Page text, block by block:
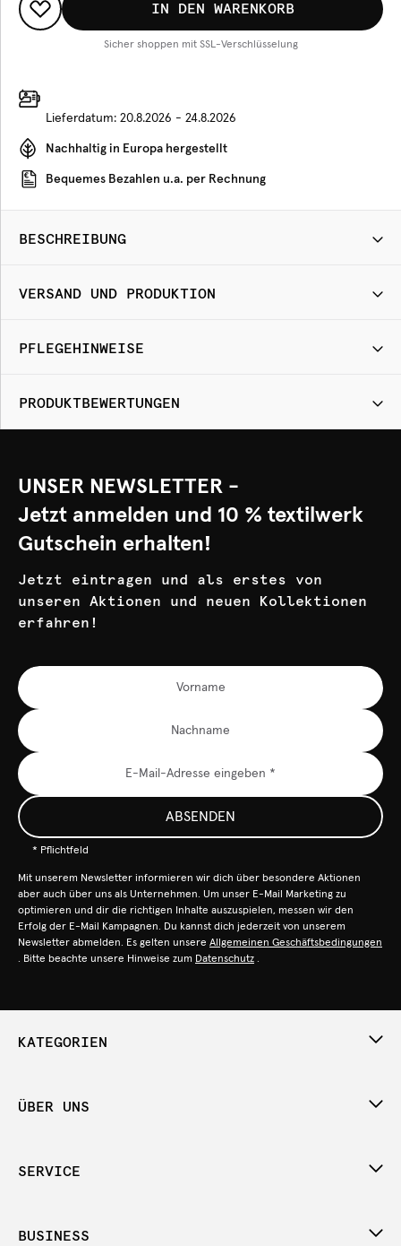
IN DEN WARENKORB
Sicher shoppen mit SSL-Verschlüsselung
Lieferdatum: 20.8.2026 - 24.8.2026
Nachhaltig in Europa hergestellt
Bequemes Bezahlen u.a. per Rechnung
BESCHREIBUNG
VERSAND UND PRODUKTION
PFLEGEHINWEISE
PRODUKTBEWERTUNGEN
UNSER NEWSLETTER -
Jetzt anmelden und 10 % textilwerk
Gutschein erhalten!
Jetzt eintragen und als erstes von
unseren Aktionen und neuen Kollektionen
erfahren!
ABSENDEN
* Pflichtfeld
Mit unserem Newsletter informieren wir dich über besondere Aktionen
aber auch über uns als Unternehmen. Um unser E-Mail Marketing zu
optimieren und dir die richtigen Inhalte auszuspielen, messen wir den
Erfolg der E-Mail Kampagnen. Du kannst dich jederzeit von unserem
Newsletter abmelden. Es gelten unsere Allgemeinen Geschäftsbedingungen
. Bitte beachte unsere Hinweise zum Datenschutz .
KATEGORIEN
ÜBER UNS
SERVICE
BUSINESS